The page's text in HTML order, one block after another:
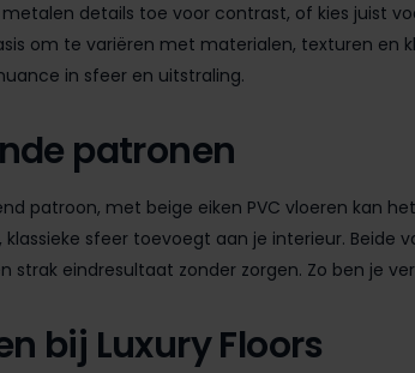
details toe voor contrast, of kies juist
om te variëren met materialen, texturen en
in sfeer en uitstraling.
patronen
patroon, met beige eiken PVC vloeren kan
sfeer toevoegt aan je interieur. Beide
strak eindresultaat zonder zorgen. Zo ben je
bij Luxury Floors